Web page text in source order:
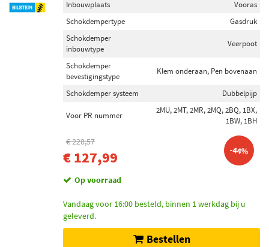
Inbouwplaats
Vooras
Schokdempertype
Gasdruk
Schokdemper
inbouwtype
Veerpoot
Schokdemper
bevestigingstype
Klem onderaan, Pen bovenaan
Schokdemper systeem Dubbelpijp
Voor PR nummer
2MU, 2MT, 2MR, 2MQ, 2BQ, 1BX,
1BW, 1BH
€ 228,57
€ 127,99 -44%
Op voorraad
Vandaag voor 16:00 besteld, binnen 1 werkdag bij u
geleverd.
Bestellen